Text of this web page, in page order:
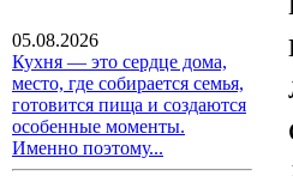
05.08.2026
Кухня — это сердце дома,
место, где собирается семья,
готовится пища и создаются
особенные моменты.
Именно поэтому...